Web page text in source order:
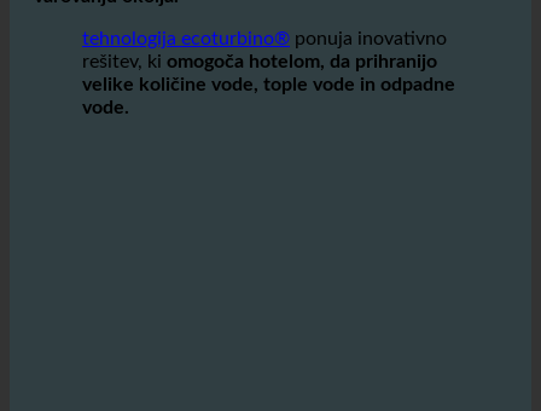
vode, se upravljavci soočajo z izzivom
vode za zmanjšanje stroškov in hkrati prispevanje k
varovanju okolja.
tehnologija ecoturbino®
ponuja inovativno